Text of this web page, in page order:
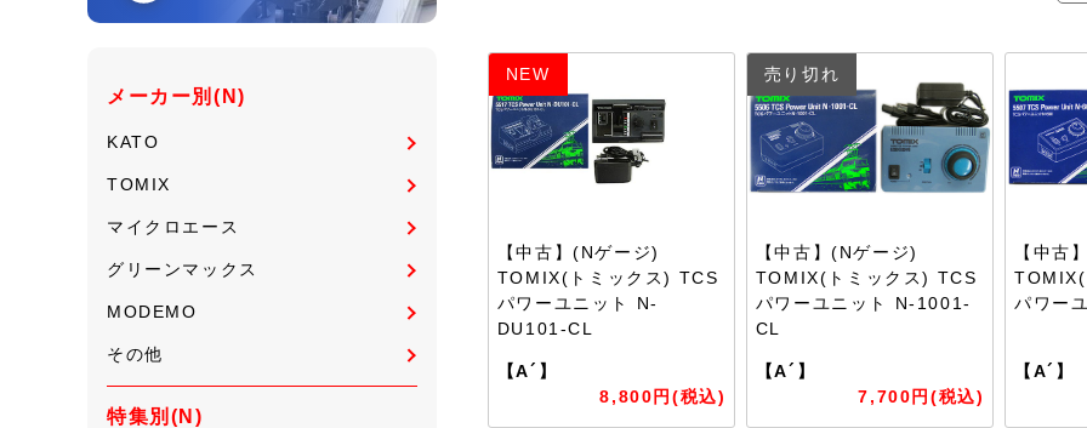
メーカー別(N)
KATO
TOMIX
マイクロエース
グリーンマックス
MODEMO
その他
特集別(N)
NEW
【中古】(Nゲージ)
TOMIX(トミックス) TCS
パワーユニット N-
DU101-CL
【A´】
8,800円(税込)
売り切れ
【中古】(Nゲージ)
TOMIX(トミックス) TCS
パワーユニット N-1001-
CL
【A´】
7,700円(税込)
【中古
パワー
【A´】